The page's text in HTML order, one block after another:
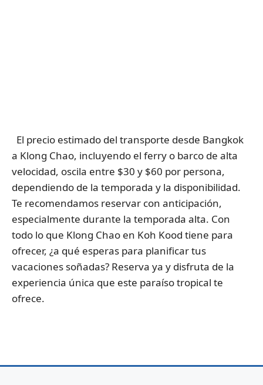
El precio estimado del transporte desde Bangkok
a Klong Chao, incluyendo el ferry o barco de alta
velocidad, oscila entre $30 y $60 por persona,
dependiendo de la temporada y la disponibilidad.
Te recomendamos reservar con anticipación,
especialmente durante la temporada alta. Con
todo lo que Klong Chao en Koh Kood tiene para
ofrecer, ¿a qué esperas para planificar tus
vacaciones soñadas? Reserva ya y disfruta de la
experiencia única que este paraíso tropical te
ofrece.